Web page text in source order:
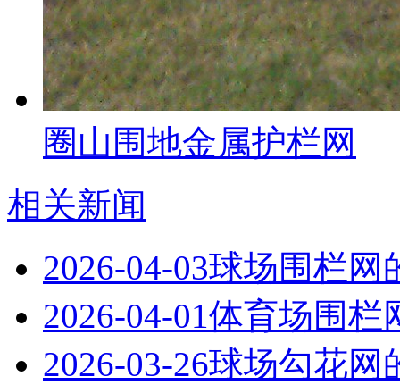
圈山围地金属护栏网
相关新闻
2026-04-03球场围栏网
2026-04-01体育场围栏
2026-03-26球场勾花网